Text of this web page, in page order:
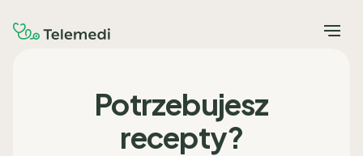
Potrzebujesz
recepty?